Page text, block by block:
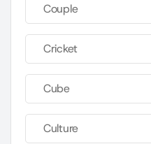
Couple
Cricket
Cube
Culture